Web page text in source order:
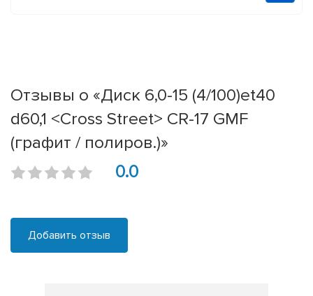
Отзывы о «Диск 6,0-15 (4/100)et40
d60,1 <Cross Street> CR-17 GMF
(графит / полиров.)»
0.0
Добавить отзыв